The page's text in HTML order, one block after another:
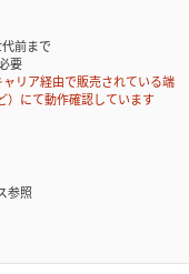
前まで
要
リア経由で販売されている端
）にて動作確認しています
参照